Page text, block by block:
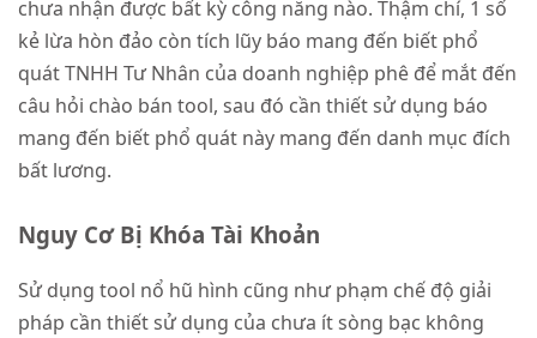
chưa nhận được bất kỳ công năng nào. Thậm chí, 1 số
kẻ lừa hòn đảo còn tích lũy báo mang đến biết phổ
quát TNHH Tư Nhân của doanh nghiệp phê để mắt đến
câu hỏi chào bán tool, sau đó cần thiết sử dụng báo
mang đến biết phổ quát này mang đến danh mục đích
bất lương.
Nguy Cơ Bị Khóa Tài Khoản
Sử dụng tool nổ hũ hình cũng như phạm chế độ giải
pháp cần thiết sử dụng của chưa ít sòng bạc không